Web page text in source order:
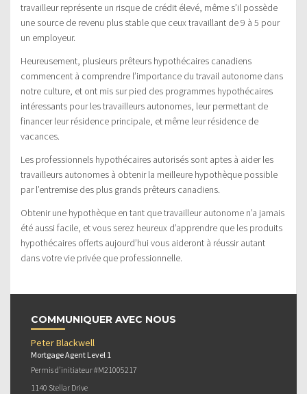
travailleur représente un risque de crédit élevé, même s’il possède
une source de revenu plus stable que ceux travaillant de 9 à 5 pour
un employeur.
Heureusement, plusieurs prêteurs hypothécaires canadiens
commencent à comprendre l’importance du travail autonome dans
notre culture, et ont mis sur pied des programmes hypothécaires
intéressants pour les travailleurs autonomes, leur permettant de
financer leur résidence principale, et même leur résidence de
vacances.
Les professionnels hypothécaires autorisés sont aptes à aider les
travailleurs autonomes à obtenir la meilleure hypothèque possible
par l’entremise des plus grands prêteurs canadiens.
Obtenir une hypothèque en tant que travailleur autonome n’a jamais
été aussi facile, et vous serez heureux d’apprendre que les produits
hypothécaires offerts aujourd’hui vous aideront à réussir autant
dans votre vie privée que professionnelle.
COMMUNIQUER AVEC NOUS
Peter Blackwell
Mortgage Agent Level 1
Permis d’initiateur #M21005217
1140 Stellar Drive